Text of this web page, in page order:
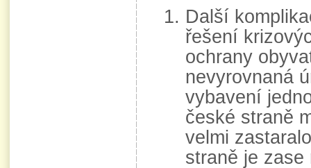
Další
řešení
ochrany
nevyrovnaná
vybavení
české straně
velmi
straně je